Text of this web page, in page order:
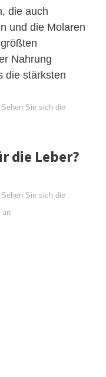
die auch
und die Molaren
Nahrung
die stärksten
Sehen Sie sich die
die Leber?
Sehen Sie sich die
an